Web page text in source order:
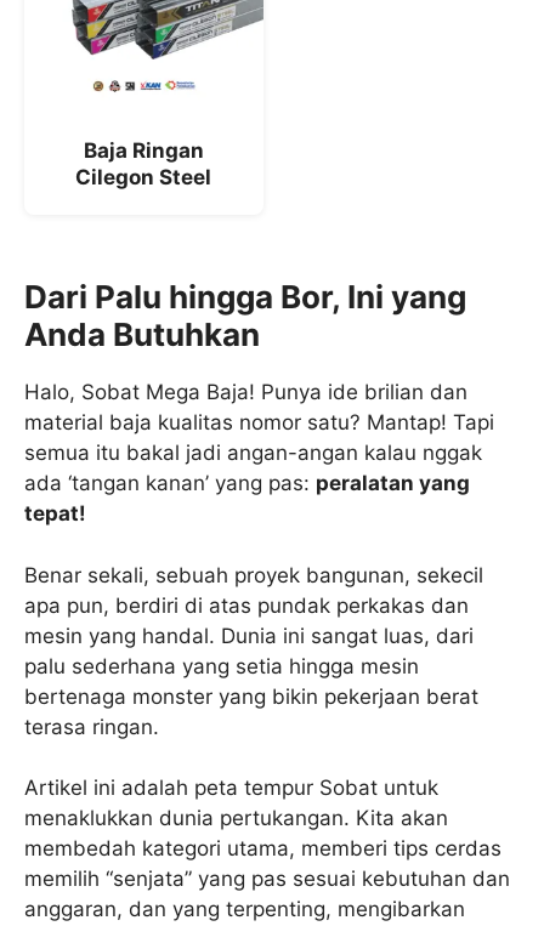
Baja Ringan
Cilegon Steel
Dari Palu hingga Bor, Ini yang
Anda Butuhkan
Halo, Sobat Mega Baja! Punya ide brilian dan
material baja kualitas nomor satu? Mantap! Tapi
semua itu bakal jadi angan-angan kalau nggak
ada ‘tangan kanan’ yang pas: peralatan yang
tepat!
Benar sekali, sebuah proyek bangunan, sekecil
apa pun, berdiri di atas pundak perkakas dan
mesin yang handal. Dunia ini sangat luas, dari
palu sederhana yang setia hingga mesin
bertenaga monster yang bikin pekerjaan berat
terasa ringan.
Artikel ini adalah peta tempur Sobat untuk
menaklukkan dunia pertukangan. Kita akan
membedah kategori utama, memberi tips cerdas
memilih “senjata” yang pas sesuai kebutuhan dan
anggaran, dan yang terpenting, mengibarkan